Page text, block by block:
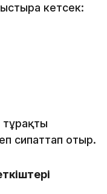
кетсек:
сипаттап отыр.